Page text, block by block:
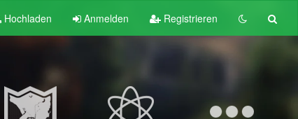
Hochladen Anmelden Registrieren